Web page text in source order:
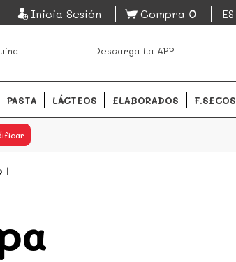
y de productores locales.
Inicia Sesión Compra 0 ES
Descarga La APP
PASTA LÁCTEOS ELABORADOS F.SECOS